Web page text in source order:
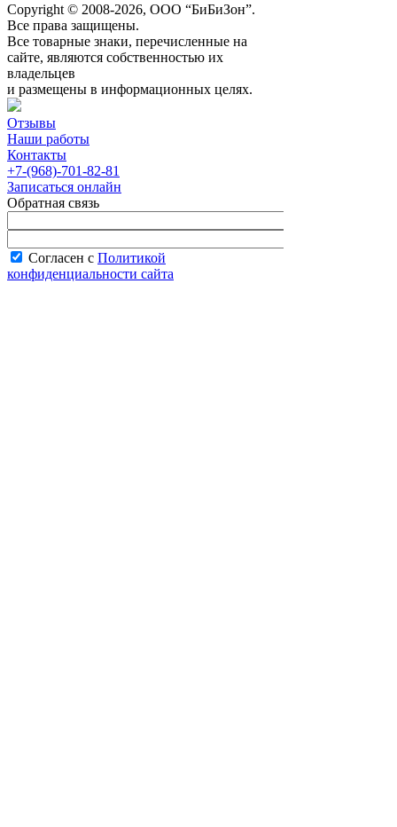
Copyright © 2008-2026, ООО “БиБиЗон”.
Все права защищены.
Все товарные знаки, перечисленные на
сайте, являются собственностью их
владельцев
и размещены в информационных целях.
Отзывы
Наши работы
Контакты
+7-(968)-701-82-81
Записаться онлайн
Обратная связь
Согласен с Политикой
конфиденциальности сайта